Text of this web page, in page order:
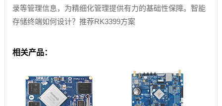
录等管理信息，为精细化管理提供有力的基础性保障。智能
存储终端如何设计？推荐RK3399方案
相关产品：